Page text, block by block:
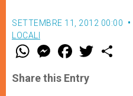
SETTEMBRE 11, 2012 00:00
LOCALI
W
t
s
M
e
s
e
F
a
e
b
w
Share this Entry